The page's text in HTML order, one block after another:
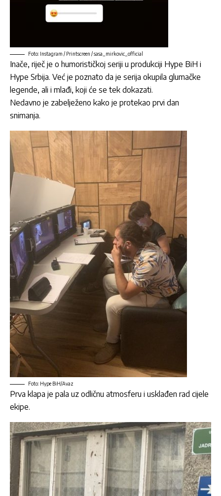
Foto: Instagram / Printscreen / sasa_mirkovic_official
Inače, riječ je o humorističkoj seriji u produkciji Hype BiH i
Hype Srbija. Već je poznato da je serija okupila glumačke
legende, ali i mlađi, koji će se tek dokazati.
Nedavno je zabelježeno kako je protekao prvi dan
snimanja.
Foto: Hype BiH/Avaz
Prva klapa je pala uz odličnu atmosferu i usklađen rad cijele
ekipe.